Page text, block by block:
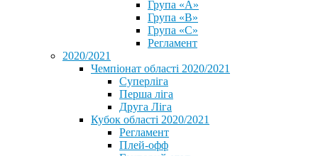
Група «А»
Група «B»
Група «C»
Регламент
2020/2021
Чемпіонат області 2020/2021
Суперліга
Перша ліга
Друга Ліга
Кубок області 2020/2021
Регламент
Плей-офф